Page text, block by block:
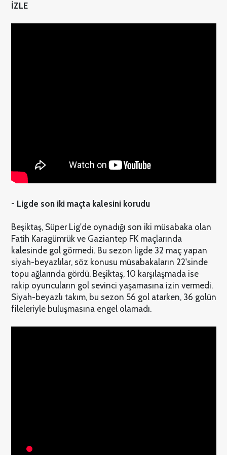
İZLE
- Ligde son iki maçta kalesini korudu
Beşiktaş, Süper Lig'de oynadığı son iki müsabaka olan
Fatih Karagümrük ve Gaziantep FK maçlarında
kalesinde gol görmedi. Bu sezon ligde 32 maç yapan
siyah-beyazlılar, söz konusu müsabakaların 22'sinde
topu ağlarında gördü. Beşiktaş, 10 karşılaşmada ise
rakip oyuncuların gol sevinci yaşamasına izin vermedi.
Siyah-beyazlı takım, bu sezon 56 gol atarken, 36 golün
fileleriyle buluşmasına engel olamadı.